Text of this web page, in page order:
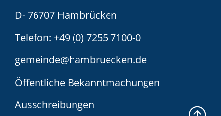
D- 76707 Hambrücken
Telefon: +49 (0) 7255 7100-0
gemeinde@hambruecken.de
Öffentliche Bekanntmachungen
Ausschreibungen